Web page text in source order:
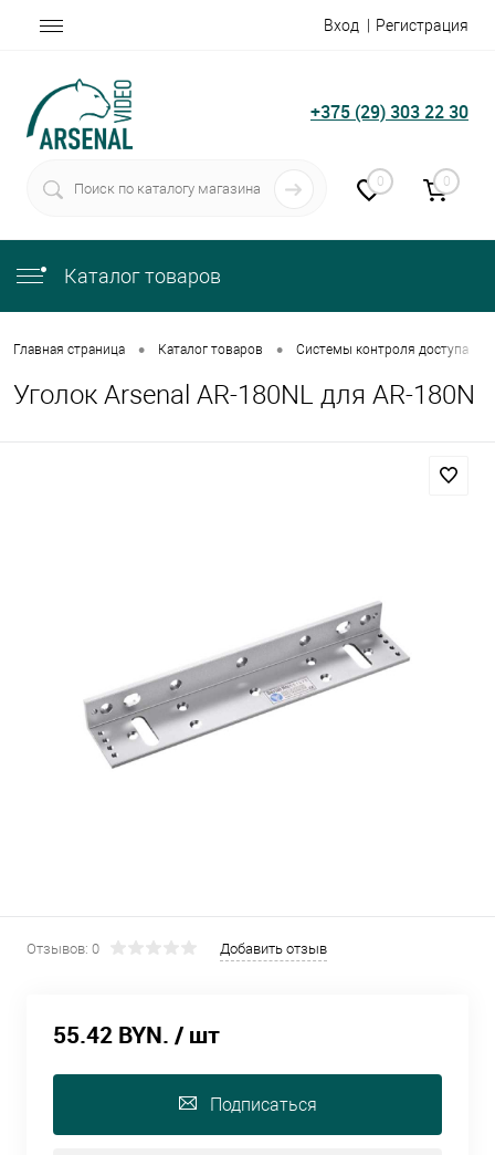
Вход Регистрация
+375 (29) 303 22 30
0 0
Каталог товаров
Главная страница • Каталог товаров • Системы контроля доступа
Уголок Arsenal AR-180NL для AR-180N
Отзывов: 0 Добавить отзыв
55.42 BYN. / шт
Подписаться